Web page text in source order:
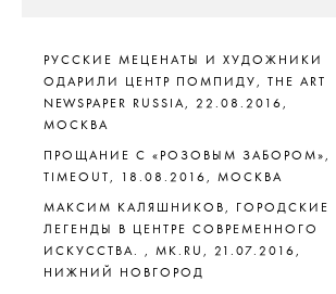
РУССКИЕ МЕЦЕНАТЫ И ХУДОЖНИКИ
ОДАРИЛИ ЦЕНТР ПОМПИДУ, THE ART
NEWSPAPER RUSSIA, 22.08.2016,
МОСКВА
ПРОЩАНИЕ С «РОЗОВЫМ ЗАБОРОМ»,
TIMEOUT, 18.08.2016, МОСКВА
МАКСИМ КАЛЯШНИКОВ, ГОРОДСКИЕ
ЛЕГЕНДЫ В ЦЕНТРЕ СОВРЕМЕННОГО
ИСКУССТВА. , МК.RU, 21.07.2016,
НИЖНИЙ НОВГОРОД